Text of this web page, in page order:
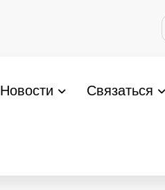
Новости Связаться